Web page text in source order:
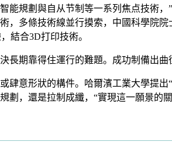
能規劃與自从节制等一系列焦点技術，
，多條技術線並行摸索，中國科學院
結合3D打印技術。
期靠得住運行的難題。成功制備出曲
意形狀的構件。哈爾濱工業大學提出
，還是拉制成纖，“實現這一願景的關